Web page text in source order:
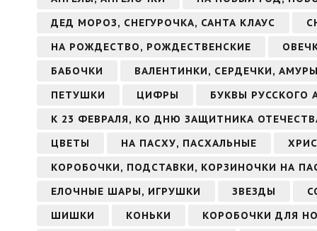
ДЕД МОРОЗ, СНЕГУРОЧКА, САНТА КЛАУС
НА РОЖДЕСТВО, РОЖДЕСТВЕНСКИЕ
БАБОЧКИ
ВАЛЕНТИНКИ, СЕРДЕЧКИ,
ПЕТУШКИ
ЦИФРЫ
БУКВЫ РУССКОГО
К 23 ФЕВРАЛЯ, КО ДНЮ ЗАЩИТНИКА
ЦВЕТЫ
НА ПАСХУ, ПАСХАЛЬНЫЕ
КОРОБОЧКИ, ПОДСТАВКИ, КОРЗИНОЧКИ НА
ЕЛОЧНЫЕ ШАРЫ, ИГРУШКИ
ЗВЕЗДЫ
ШИШКИ
КОНЬКИ
КОРОБОЧКИ ДЛЯ